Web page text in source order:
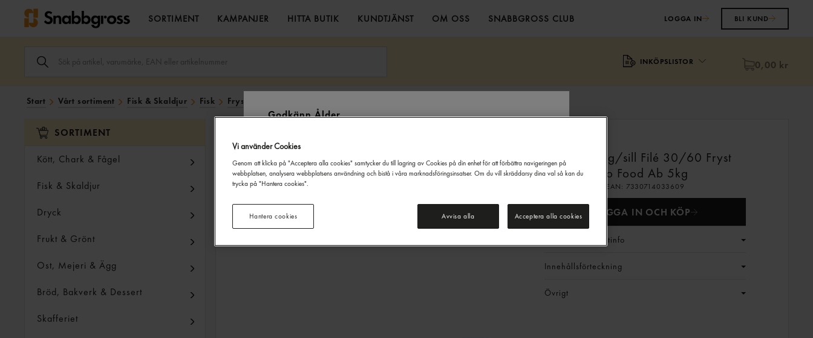
SORTIMENT KAMPANJER HITTA BUTIK KUNDTJÄNST OM OSS SNABBGROSS CLUB LOGGA IN BLI KUND
ARTIKEL,
ARTIKELNUMMER
SÖK
FÄLTET.
INKÖPSLISTOR 0,00 kr
Start Vårt sortiment Fisk & Skaldjur Fisk Fryst
SORTIMENT
Kött, Chark & Fågel
Fisk & Skaldjur
Dryck
Frukt & Grönt
Ost, Mejeri & Ägg
Bröd, Bakverk & Dessert
Skafferiet
Strömming/sill Filé 30/60 Fryst
Jo Food Ab 5kg
EAN: 7330714033609
LOGGA IN OCH KÖP
Generell produktinfo
Innehållsförteckning
Övrigt
Vi använder Cookies
Genom att klicka på "Acceptera alla cookies" samtycker du till lagring av Cookies på din enhet för att förbättra navigeringen på
webbplatsen, analysera webbplatsens användning och bistå i våra marknadsföringsinsatser. Om du vill skräddarsy dina val så kan du
trycka på "Hantera cookies".
Avvisa alla Acceptera alla cookies
Hantera cookies
Godkänn Ålder
och besök på denna webbplats måste du vara 20 år eller äldre.
JAG ÄR UNDER 20 ÅR JAG ÄR 20 ÅR ELLER ÄLDRE